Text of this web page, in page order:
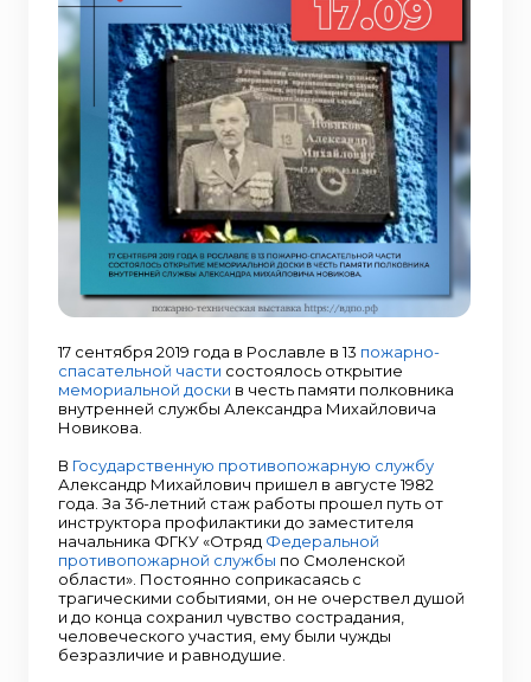
17 сентября 2019 года в Рославле в 13 пожарно-
спасательной части состоялось открытие
мемориальной доски в честь памяти полковника
внутренней службы Александра Михайловича
Новикова.
В Государственную противопожарную службу
Александр Михайлович пришел в августе 1982
года. За 36-летний стаж работы прошел путь от
инструктора профилактики до заместителя
начальника ФГКУ «Отряд Федеральной
противопожарной службы по Смоленской
области». Постоянно соприкасаясь с
трагическими событиями, он не очерствел душой
и до конца сохранил чувство сострадания,
человеческого участия, ему были чужды
безразличие и равнодушие.